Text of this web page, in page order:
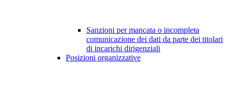
Sanzioni per mancata o incompleta
comunicazione dei dati da parte dei titolari
di incarichi dirigenziali
Posizioni organizzative